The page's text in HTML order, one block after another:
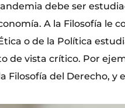
debe ser
A la Filosofía le
o de la Política
de vista crítico. Por
Filosofía del Derecho, y